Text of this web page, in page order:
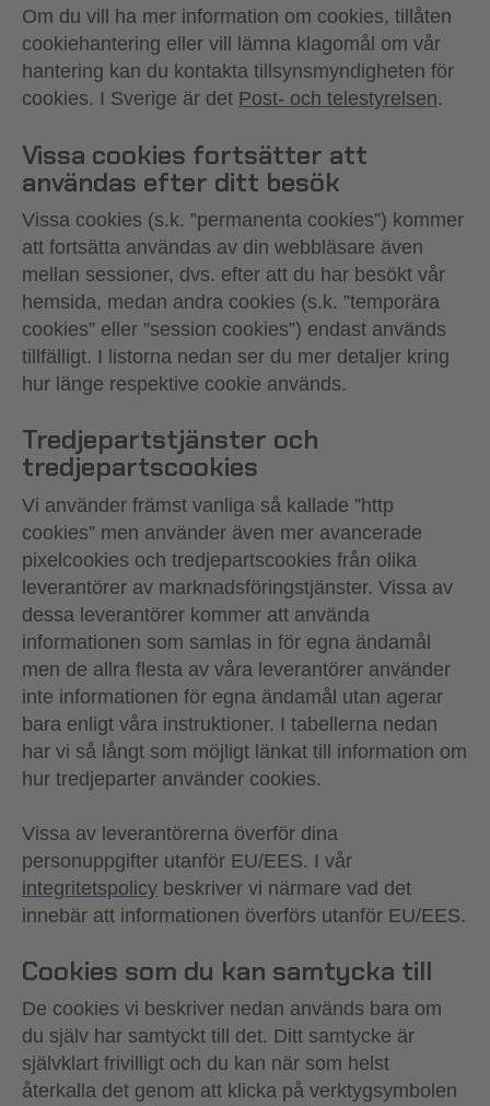
Om du vill ha mer information om cookies, tillåten
cookiehantering eller vill lämna klagomål om vår
hantering kan du kontakta tillsynsmyndigheten för
cookies. I Sverige är det Post- och telestyrelsen.
Vissa cookies fortsätter att
användas efter ditt besök
Vissa cookies (s.k. ”permanenta cookies”) kommer
att fortsätta användas av din webbläsare även
mellan sessioner, dvs. efter att du har besökt vår
hemsida, medan andra cookies (s.k. ”temporära
cookies” eller ”session cookies”) endast används
tillfälligt. I listorna nedan ser du mer detaljer kring
hur länge respektive cookie används.
Tredjepartstjänster och
tredjepartscookies
Vi använder främst vanliga så kallade ”http
cookies” men använder även mer avancerade
pixelcookies och tredjepartscookies från olika
leverantörer av marknadsföringstjänster. Vissa av
dessa leverantörer kommer att använda
informationen som samlas in för egna ändamål
men de allra flesta av våra leverantörer använder
inte informationen för egna ändamål utan agerar
bara enligt våra instruktioner. I tabellerna nedan
har vi så långt som möjligt länkat till information om
hur tredjeparter använder cookies.
Vissa av leverantörerna överför dina
personuppgifter utanför EU/EES. I vår
integritetspolicy beskriver vi närmare vad det
innebär att informationen överförs utanför EU/EES.
Cookies som du kan samtycka till
De cookies vi beskriver nedan används bara om
du själv har samtyckt till det. Ditt samtycke är
självklart frivilligt och du kan när som helst
återkalla det genom att klicka på verktygsymbolen